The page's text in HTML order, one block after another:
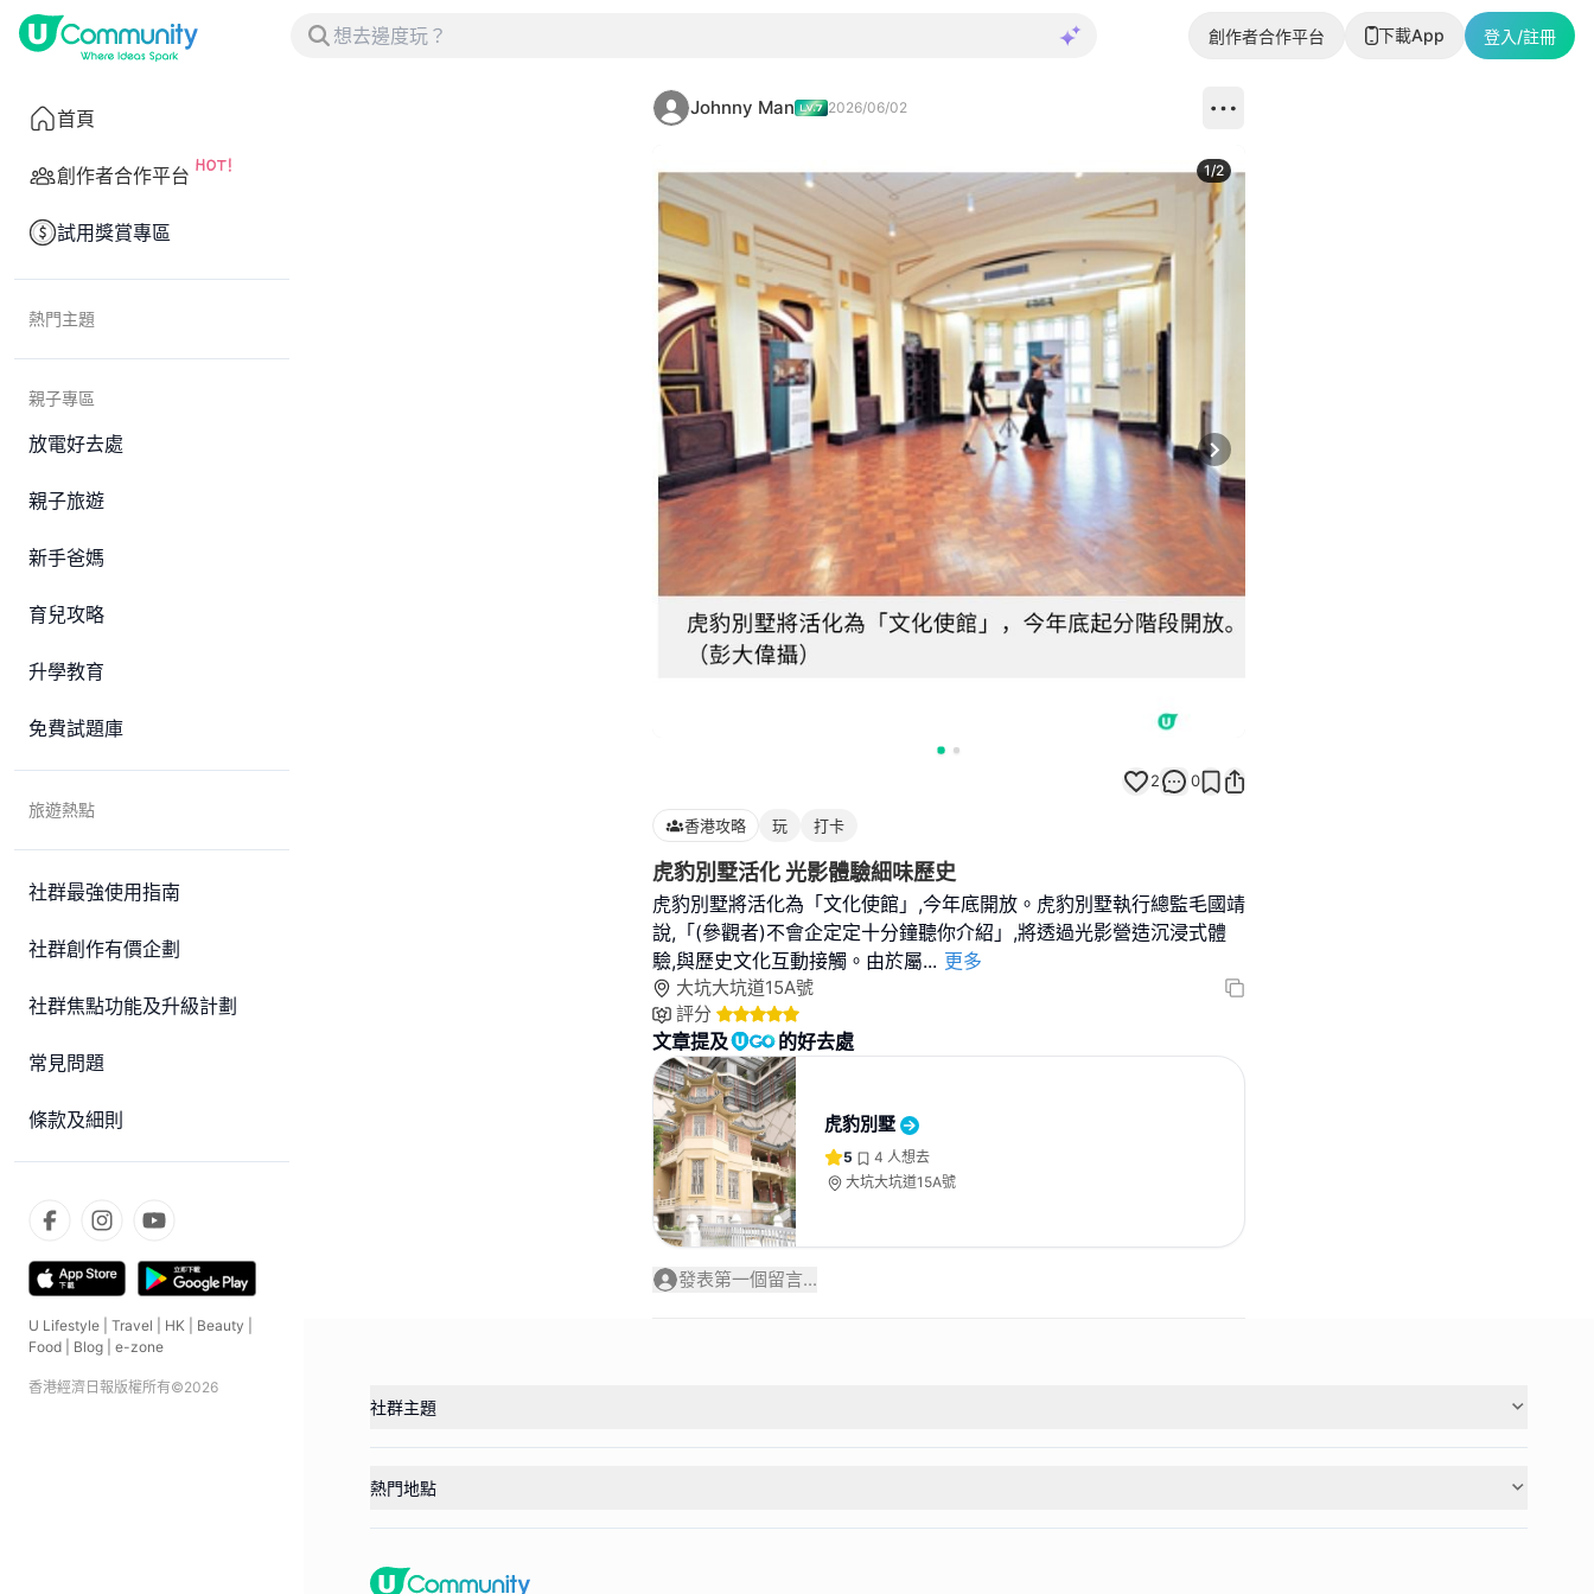
創作者合作平台 下載App 登入/註冊
首頁
創作者合作平台
試用獎賞專區
熱門主題
親子專區
放電好去處
親子旅遊
新手爸媽
育兒攻略
升學教育
免費試題庫
旅遊熱點
社群最強使用指南
社群創作有價企劃
社群焦點功能及升級計劃
常見問題
條款及細則
U Lifestyle Travel HK Beauty
Food
Blog e-zone
香港經濟日報版權所有©2026
Johnny Man 2026/06/02
Next slide
1/2
2 0
香港攻略 玩 打卡
虎豹別墅活化 光影體驗細味歷史
虎豹別墅將活化為「文化使館」,今年底開放。虎豹別墅執行總監毛國靖
說,「(參觀者)不會企定定十分鐘聽你介紹」,將透過光影營造沉浸式體
驗,與歷史文化互動接觸。由於屬... 更多
大坑大坑道15A號
評分
文章提及 的好去處
虎豹別墅
5 4 人想去
大坑大坑道15A號
發表第一個留言...
社群主題
熱門地點